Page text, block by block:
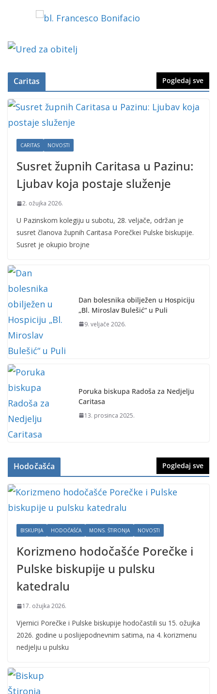
Caritas Pogledaj sve
CARITAS NOVOSTI
Susret župnih Caritasa u Pazinu:
Ljubav koja postaje služenje
2. ožujka 2026.
U Pazinskom kolegiju u subotu, 28. veljače, održan je
susret članova župnih Caritasa Porečkei Pulske biskupije.
Susret je okupio brojne
Dan bolesnika obilježen u Hospiciju
„Bl. Miroslav Bulešić“ u Puli
9. veljače 2026.
Poruka biskupa Radoša za Nedjelju
Caritasa
13. prosinca 2025.
Hodočašća Pogledaj sve
BISKUPIJA HODOČAŠĆA MONS. ŠTIRONJA NOVOSTI
Korizmeno hodočašće Porečke i
Pulske biskupije u pulsku
katedralu
17. ožujka 2026.
Vjernici Porečke i Pulske biskupije hodočastili su 15. ožujka
2026. godine u poslijepodnevnim satima, na 4. korizmenu
nedjelju u pulsku